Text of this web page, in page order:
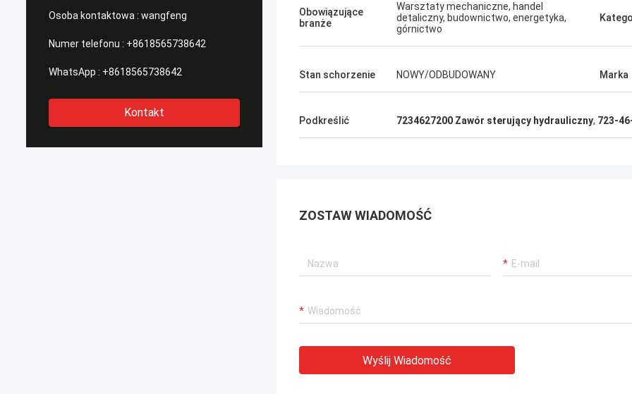
Osoba kontaktowa : wangfeng
Numer telefonu : +8618565738642
WhatsApp : +8618565738642
Kontakt
Obowiązujące
branże
Warsztaty mechaniczne, handel
detaliczny, budownictwo, energetyka,
górnictwo
Stan schorzenie NOWY/ODBUDOWANY Marka
Podkreślić 7234627200 Zawór sterujący hydrauliczny, 723-
ZOSTAW WIADOMOŚĆ
Wyślij Wiadomość